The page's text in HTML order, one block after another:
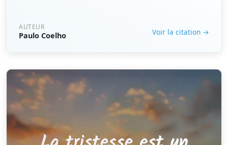
AUTEUR
Paulo Coelho Voir la citation →